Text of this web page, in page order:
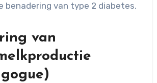
benadering van type 2 diabetes.
van